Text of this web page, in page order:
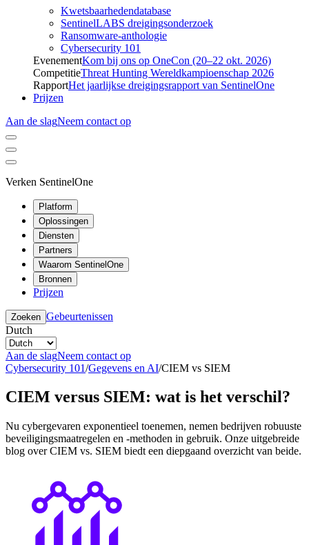
Kwetsbaarhedendatabase
SentinelLABS dreigingsonderzoek
Ransomware-anthologie
Cybersecurity 101
EvenementKom bij ons op OneCon (20–22 okt. 2026)
CompetitieThreat Hunting Wereldkampioenschap 2026
RapportHet jaarlijkse dreigingsrapport van SentinelOne
Prijzen
Aan de slagNeem contact op
Verken SentinelOne
Platform
Oplossingen
Diensten
Partners
Waarom SentinelOne
Bronnen
Prijzen
Zoeken Gebeurtenissen
Dutch
Aan de slagNeem contact op
Cybersecurity 101/Gegevens en AI/CIEM vs SIEM
CIEM versus SIEM: wat is het verschil?
Nu cybergevaren exponentieel toenemen, nemen bedrijven robuuste
beveiligingsmaatregelen en -methoden in gebruik. Onze uitgebreide
blog over CIEM vs. SIEM biedt een diepgaand overzicht van beide.